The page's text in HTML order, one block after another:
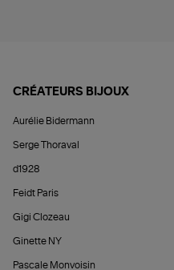
CRÉATEURS BIJOUX
Aurélie Bidermann
Serge Thoraval
d1928
Feidt Paris
Gigi Clozeau
Ginette NY
Pascale Monvoisin